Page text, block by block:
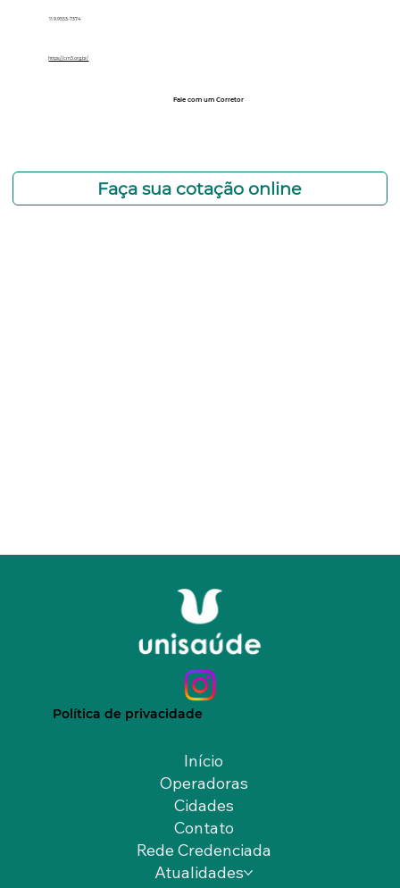
11 9.9553-7374
https://crn3.org.br/
Fale com um Corretor
Faça sua cotação online
Política de privacidade
Início
Operadoras
Cidades
Contato
Rede Credenciada
Atualidades